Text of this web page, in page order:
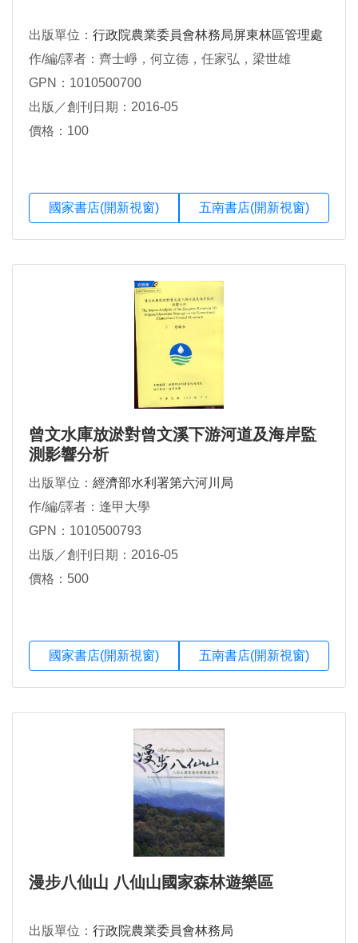
出版單位： 行政院農業委員會林務局屏東林區管理處
作/編/譯者：齊士崢，何立德，任家弘，梁世雄
GPN：1010500700
出版／創刊日期：2016-05
價格：100
國家書店(開新視窗) 五南書店(開新視窗)
曾文水庫放淤對曾文溪下游河道及海岸監
測影響分析
出版單位： 經濟部水利署第六河川局
作/編/譯者：逢甲大學
GPN：1010500793
出版／創刊日期：2016-05
價格：500
國家書店(開新視窗) 五南書店(開新視窗)
漫步八仙山 八仙山國家森林遊樂區
出版單位： 行政院農業委員會林務局